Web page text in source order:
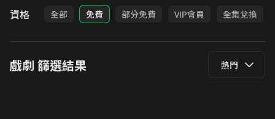
資格 全部 免費 部分免費 VIP會員 全集兌換
戲劇 篩選結果 熱門